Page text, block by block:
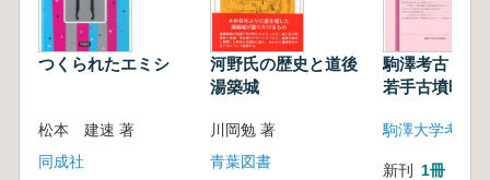
つくられたエミシ
松本 建速 著
同成社
河野氏の歴史と道後
湯築城
川岡勉 著
青葉図書
駒澤考古
若手古墳時代
駒澤大学考古
新刊 1冊